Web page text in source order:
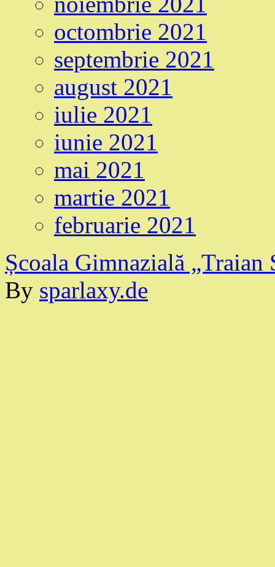
octombrie 2021
septembrie 2021
august 2021
iulie 2021
iunie 2021
mai 2021
martie 2021
februarie 2021
Școala Gimnazială „Traian
By sparlaxy.de